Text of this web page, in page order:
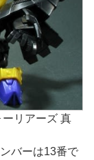
リアーズ 真
バーは13番で